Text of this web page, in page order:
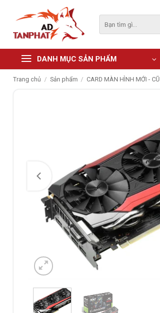
content
kiếm:
DANH MỤC SẢN PHẨM
Trang chủ / Sản phẩm / CARD MÀN HÌNH MỚI - CŨ